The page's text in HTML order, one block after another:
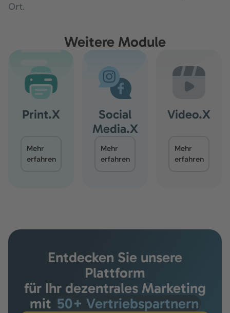
Ort.
Weitere Module
Print.X
Mehr
erfahren
Social
Media.X
Mehr
erfahren
Video.X
Mehr
erfahren
Entdecken Sie unsere
Plattform
für Ihr dezentrales Marketing
mit 50+ Vertriebspartnern